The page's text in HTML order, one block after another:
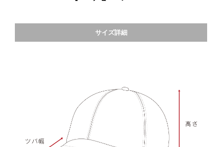
サイズ詳細